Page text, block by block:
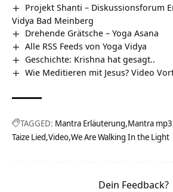
Projekt Shanti – Diskussionsforum
Vidya Bad Meinberg
Drehende Grätsche – Yoga Asana
Alle RSS Feeds von Yoga Vidya
Geschichte: Krishna hat gesagt..
Wie Meditieren mit Jesus? Video
TAGGED: Mantra Erläuterung Mantra mp3
Taize Lied Video We Are Walking In the Light
Dein Feedback?